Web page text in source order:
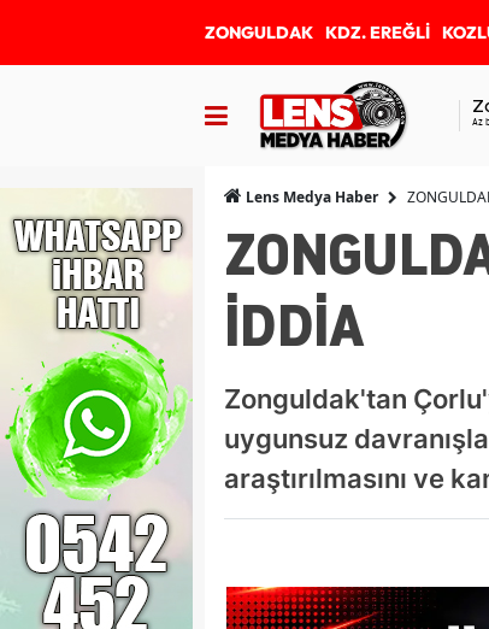
ZONGULDAK KDZ. EREĞLİ
Az
Lens Medya Haber
İDDİA
Zonguldak'tan
uygunsuz
araştırılmasını ve